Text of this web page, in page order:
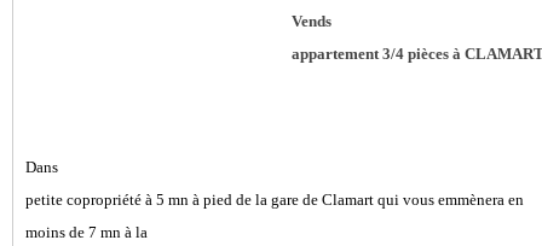
Vends
appartement 3/4 pièces à CLA
Dans
petite copropriété à 5 mn à pied de la gare de Clamart qui vous emmènera en
moins de 7 mn à la